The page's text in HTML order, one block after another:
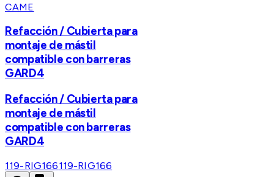
CAME
Refacción / Cubierta para
montaje de mástil
compatible con barreras
GARD4
Refacción / Cubierta para
montaje de mástil
compatible con barreras
GARD4
119-RIG166119-RIG166